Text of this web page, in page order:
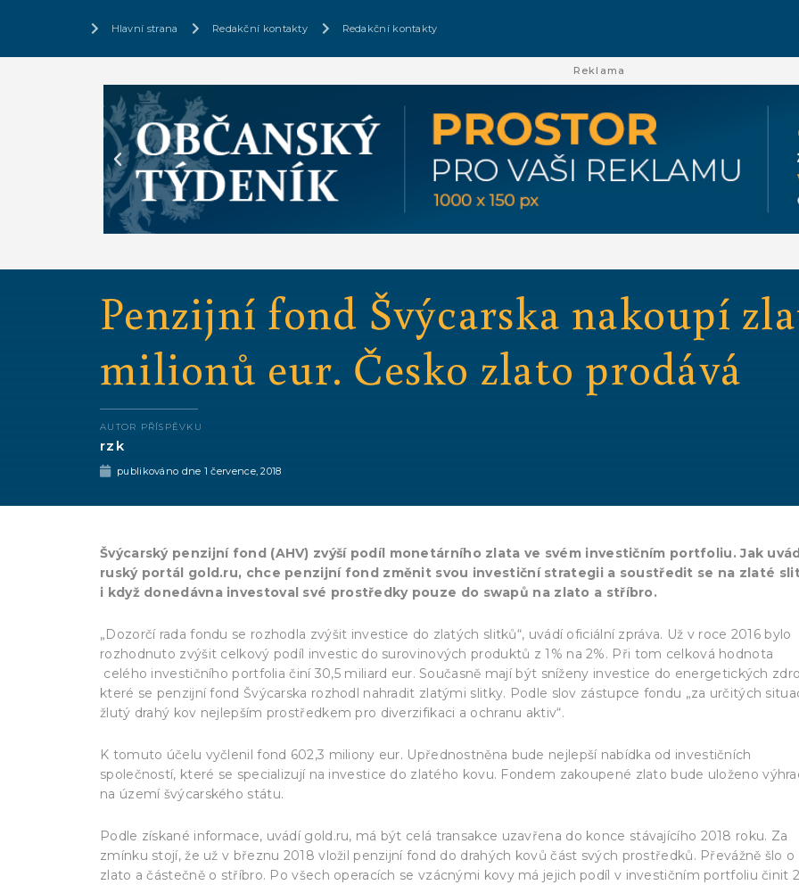
Hlavní strana Redakční kontakty Redakční kontakty
Reklama
Penzijní fond Švýcarska nakoupí
milionů eur. Česko zlato prodává
AUTOR PŘÍSPĚVKU
rzk
publikováno dne 1 července, 2018
Švýcarský penzijní fond (AHV) zvýší podíl monetárního zlata ve svém investičním portfoliu. Jak
ruský portál gold.ru, chce penzijní fond změnit svou investiční strategii a soustředit se na zlaté
i když donedávna investoval své prostředky pouze do swapů na zlato a stříbro.
„Dozorčí rada fondu se rozhodla zvýšit investice do zlatých slitků“, uvádí oficiální zpráva. Už v roce 2016 bylo
rozhodnuto zvýšit celkový podíl investic do surovinových produktů z 1% na 2%. Při tom celková hodnota
celého investičního portfolia činí 30,5 miliard eur. Současně mají být sníženy investice do energetických
které se penzijní fond Švýcarska rozhodl nahradit zlatými slitky. Podle slov zástupce fondu „za určitých
žlutý drahý kov nejlepším prostředkem pro diverzifikaci a ochranu aktiv“.
K tomuto účelu vyčlenil fond 602,3 miliony eur. Upřednostněna bude nejlepší nabídka od investičních
společností, které se specializují na investice do zlatého kovu. Fondem zakoupené zlato bude uloženo
na území švýcarského státu.
Podle získané informace, uvádí gold.ru, má být celá transakce uzavřena do konce stávajícího 2018 roku. Za
zmínku stojí, že už v březnu 2018 vložil penzijní fond do drahých kovů část svých prostředků. Převážně šlo o
zlato a částečně o stříbro. Po všech operacích se vzácnými kovy má jejich podíl v investičním portfoliu činit